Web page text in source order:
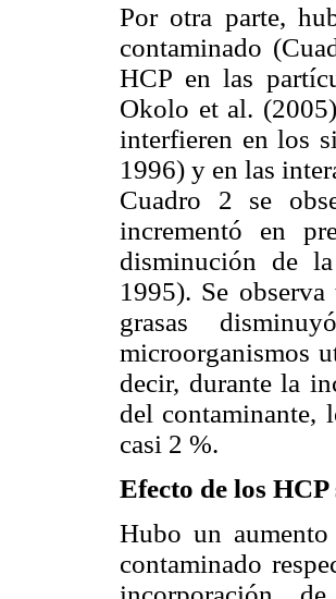
Por otra parte,
contaminado
HCP en las
Okolo et al.
interfieren en los
1996) y en las
Cuadro 2 se
incrementó en
disminución de
1995). Se
grasas
microorganismos
decir, durante la
del contaminante,
casi 2 %.
Efecto de los
Hubo un
contaminado